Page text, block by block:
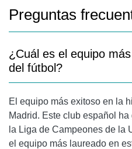
Preguntas
¿Cuál es el equipo
del fútbol?
El equipo más exitoso en la
Madrid. Este club español
la Liga de Campeones de la
el equipo más laureado en